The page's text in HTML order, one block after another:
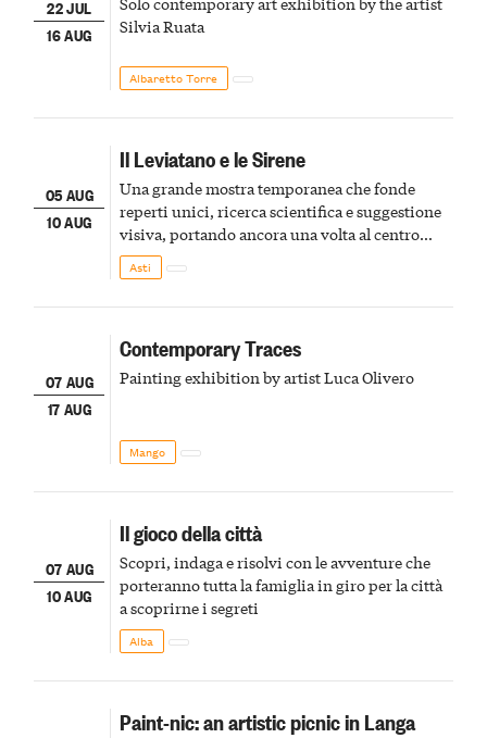
22 JUL
16 AUG
Silvia Ruata
Albaretto Torre
05 AUG
10 AUG
Il Leviatano e le Sirene
Una grande mostra temporanea che fonde
reperti unici, ricerca scientifica e suggestione
visiva, portando ancora una volta al centro
della scena le meraviglie del passato astigiano
Asti
07 AUG
17 AUG
Contemporary Traces
Painting exhibition by artist Luca Olivero
Mango
07 AUG
10 AUG
Il gioco della città
Scopri, indaga e risolvi con le avventure che
porteranno tutta la famiglia in giro per la città
a scoprirne i segreti
Alba
Paint-nic: an artistic picnic in Langa